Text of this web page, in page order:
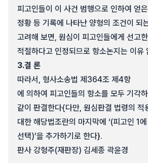
피고인들이 이 사건 범행으로 인하여 얻
정황 등 기록에 나타난 양형의 조건이 되
고려해 보면, 원심이 피고인들에게 선고
적절하다고 인정되므로 항소논지는 이유
3.결 론
따라서, 형사소송법 제364조 제4항
에 의하여 피고인들의 항소를 모두 기각
같이 판결한다{다만, 원심판결 법령의 적
대한 해당법조란의 마지막에 ‘(피고인 1
선택)’을 추가하기로 한다}.
판사 강형주(재판장) 김세종 곽윤경